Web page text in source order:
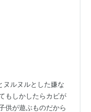
ヌルヌルとした嫌な
もしかしたらカビが
供が遊ぶものだから